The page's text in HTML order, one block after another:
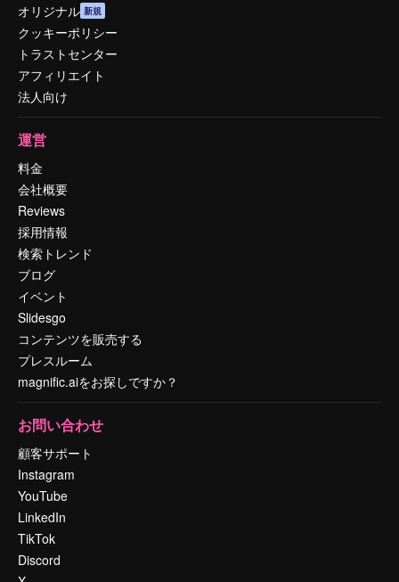
オリジナル 新規
クッキーポリシー
トラストセンター
アフィリエイト
法人向け
運営
料金
会社概要
Reviews
採用情報
検索トレンド
ブログ
イベント
Slidesgo
コンテンツを販売する
プレスルーム
magnific.aiをお探しですか？
お問い合わせ
顧客サポート
Instagram
YouTube
LinkedIn
TikTok
Discord